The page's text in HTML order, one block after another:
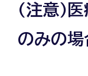
(注意)医
のみの場